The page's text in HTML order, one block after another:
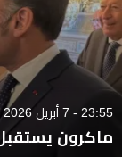
23:55 - 7 أبريل 2026
ماكرون